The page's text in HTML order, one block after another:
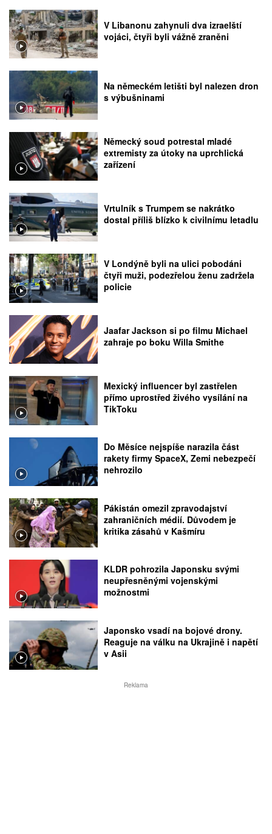
V Libanonu zahynuli dva izraelští
vojáci, čtyři byli vážně zraněni
Na německém letišti byl nalezen dron
s výbušninami
Německý soud potrestal mladé
extremisty za útoky na uprchlická
zařízení
Vrtulník s Trumpem se nakrátko
dostal příliš blízko k civilnímu letadlu
V Londýně byli na ulici pobodáni
čtyři muži, podezřelou ženu zadržela
policie
Jaafar Jackson si po filmu Michael
zahraje po boku Willa Smithe
Mexický influencer byl zastřelen
přímo uprostřed živého vysílání na
TikToku
Do Měsíce nejspíše narazila část
rakety firmy SpaceX, Zemi nebezpečí
nehrozilo
Pákistán omezil zpravodajství
zahraničních médií. Důvodem je
kritika zásahů v Kašmíru
KLDR pohrozila Japonsku svými
neupřesněnými vojenskými
možnostmi
Japonsko vsadí na bojové drony.
Reaguje na válku na Ukrajině i napětí
v Asii
Reklama